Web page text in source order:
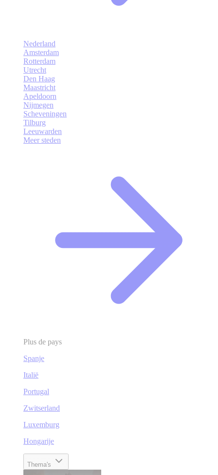
Nederland
Amsterdam
Rotterdam
Utrecht
Den Haag
Maastricht
Apeldoorn
Nijmegen
Scheveningen
Tilburg
Leeuwarden
Meer steden
Plus de pays
Spanje
Italië
Portugal
Zwitserland
Luxemburg
Hongarije
Thema's